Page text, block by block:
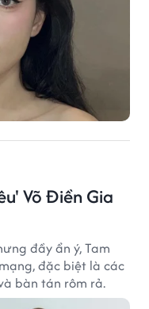
Võ Điền Gia
đầy ẩn ý, Tam
đặc biệt là các
bàn tán rôm rả.